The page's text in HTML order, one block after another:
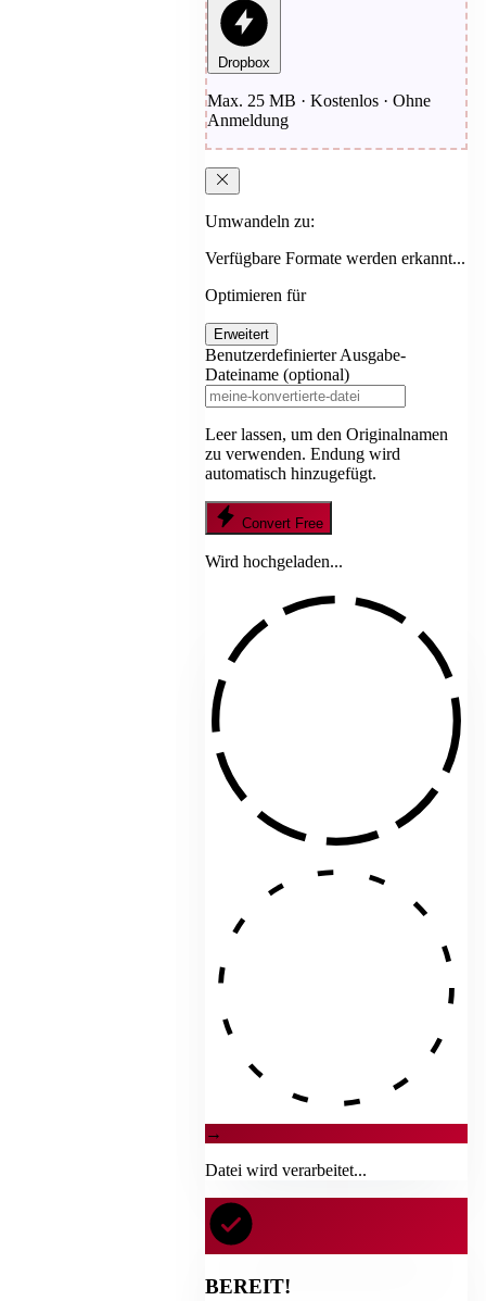
Dropbox
Max. 25 MB · Kostenlos · Ohne
Anmeldung
Umwandeln zu:
Verfügbare Formate werden erkannt...
Optimieren für
Erweitert
Benutzerdefinierter Ausgabe-
Dateiname (optional)
Leer lassen, um den Originalnamen
zu verwenden. Endung wird
automatisch hinzugefügt.
Convert Free
Wird hochgeladen...
→
Datei wird verarbeitet...
BEREIT!